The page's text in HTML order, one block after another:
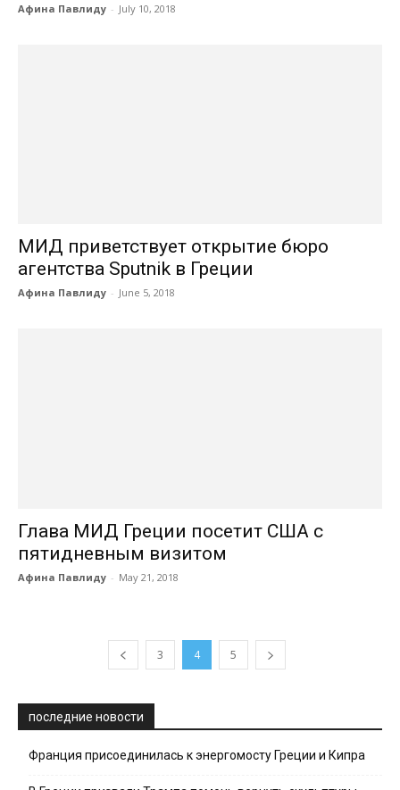
Афина Павлиду - July 10, 2018
МИД приветствует открытие бюро
агентства Sputnik в Греции
Афина Павлиду - June 5, 2018
Глава МИД Греции посетит США с
пятидневным визитом
Афина Павлиду - May 21, 2018
3 4 5
последние новости
Франция присоединилась к энергомосту Греции и Кипра